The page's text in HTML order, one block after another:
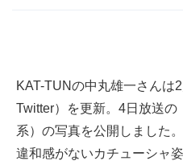
KAT-TUNの中丸雄一さんは
Twitter）を更新。4日放送
系）の写真を公開しました
違和感がないカチューシャ